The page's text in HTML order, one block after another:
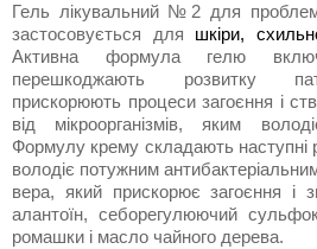
Гель лікувальний №2 для
застосовується для шкіри,
Активна формула гелю
перешкоджають розвитку
прискорюють процеси загоєння і
від мікроорганізмів, яким
Формулу крему складають
володіє потужним
вера, який прискорює загоєння і
алантоїн, себорегулюючий
ромашки і масло чайного дерева.